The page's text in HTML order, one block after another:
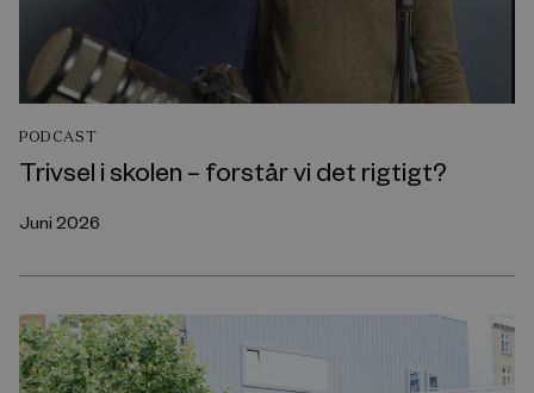
PODCAST
Trivsel i skolen – forstår vi det rigtigt?
Juni 2026